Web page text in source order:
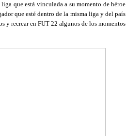
que está vinculada a su momento de héroe
que esté dentro de la misma liga y del país
y recrear en FUT 22 algunos de los momentos